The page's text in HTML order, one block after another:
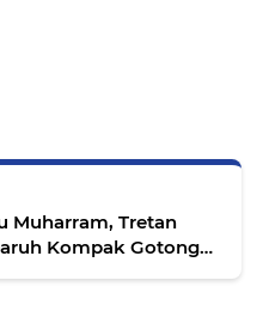
Muharram, Tretan
Kompak Gotong